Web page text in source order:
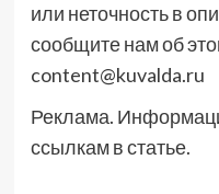
или неточность в
сообщите нам об
content@kuvalda.ru
Реклама.
ссылкам в статье.